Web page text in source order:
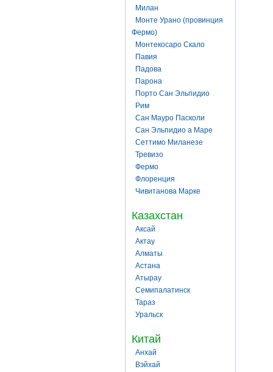
Милан
Монте Урано (провинция
Фермо)
Монтекосаро Скало
Павия
Падова
Парона
Порто Сан Эльпидио
Рим
Сан Мауро Пасколи
Сан Эльпидио а Маре
Сеттимо Миланезе
Тревизо
Фермо
Флоренция
Чивитанова Марке
Казахстан
Аксай
Актау
Алматы
Астана
Атырау
Семипалатинск
Тараз
Уральск
Китай
Анхай
Вэйхай